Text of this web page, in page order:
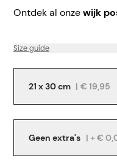
Ontdek al onzewijk
Size guide
21 x 30 cm | € 19,95
Geen extra's | + €